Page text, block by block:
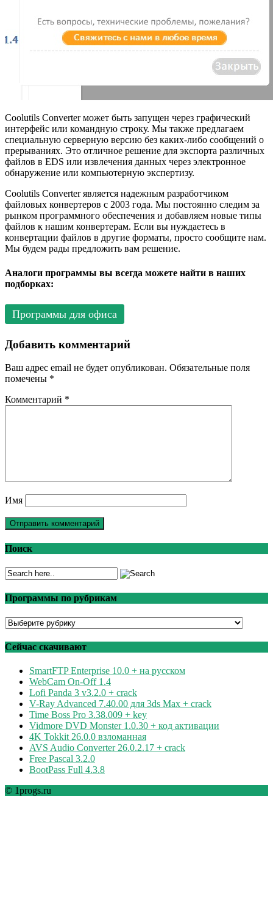
Coolutils Converter может быть запущен через графический
интерфейс или командную строку. Мы также предлагаем
специальную серверную версию без каких-либо сообщений о
прерываниях. Это отличное решение для экспорта различных
файлов в EDS или извлечения данных через электронное
обнаружение или компьютерную экспертизу.
Coolutils Converter является надежным разработчиком
файловых конвертеров с 2003 года. Мы постоянно следим за
рынком программного обеспечения и добавляем новые типы
файлов к нашим конвертерам. Если вы нуждаетесь в
конвертации файлов в другие форматы, просто сообщите нам.
Мы будем рады предложить вам решение.
Аналоги программы вы всегда можете найти в наших
подборках:
Программы для офиса
Добавить комментарий
Ваш адрес email не будет опубликован. Обязательные поля
помечены *
Комментарий *
Имя
Поиск
Программы по рубрикам
Программы
рубрикам
Сейчас скачивают
SmartFTP Enterprise 10.0 + на русском
WebCam On-Off 1.4
Lofi Panda 3 v3.2.0 + crack
V-Ray Advanced 7.40.00 для 3ds Max + crack
Time Boss Pro 3.38.009 + key
Vidmore DVD Monster 1.0.30 + код активации
4K Tokkit 26.0.0 взломанная
AVS Audio Converter 26.0.2.17 + crack
Free Pascal 3.2.0
BootPass Full 4.3.8
© 1progs.ru